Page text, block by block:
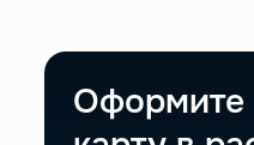
Оформите